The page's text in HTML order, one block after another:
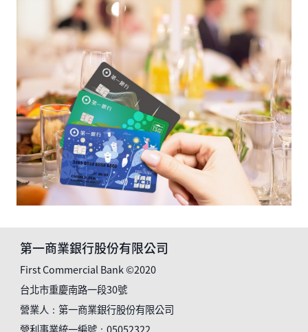
第一商業銀行股份有限公司
First Commercial Bank ©2020
台北市重慶南路一段30號
營業人：第一商業銀行股份有限公司